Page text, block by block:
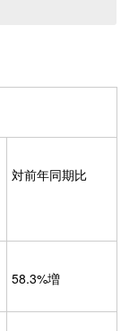
対前年同期比
58.3%増